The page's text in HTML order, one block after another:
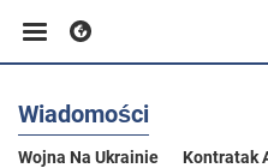
Biznes
Wiadomości
Wojna Na Ukrainie Kontratak